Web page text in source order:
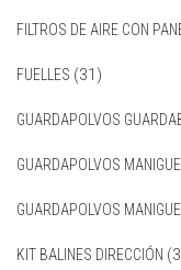
FILTROS DE AIRE CON
FUELLES (31)
GUARDAPOLVOS
GUARDAPOLVOS
GUARDAPOLVOS
KIT BALINES DIRECCIÓN